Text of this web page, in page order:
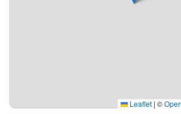
Leaflet | ©